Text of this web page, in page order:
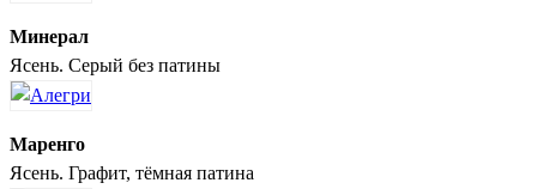
Минерал
Ясень. Серый без патины
Маренго
Ясень. Графит, тёмная патина